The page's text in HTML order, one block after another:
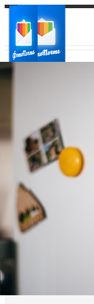
Ваш регион доставки
Выберите из списка: